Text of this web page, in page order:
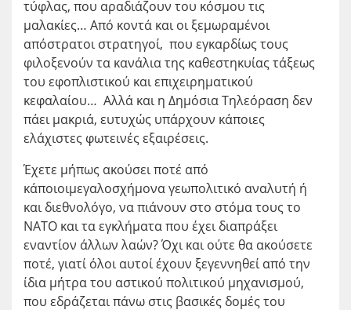
τύφλας, που αραδιάζουν του κόσμου τις
μαλακίες… Από κοντά και οι ξεμωραμένοι
απόστρατοι στρατηγοί, που εγκαρδίως τους
φιλοξενούν τα κανάλια της καθεστηκυίας τάξεως
του εφοπλιστικού και επιχειρηματικού
κεφαλαίου… Αλλά και η Δημόσια Τηλεόραση δεν
πάει μακριά, ευτυχώς υπάρχουν κάποιες
ελάχιστες φωτεινές εξαιρέσεις.
Έχετε μήπως ακούσει ποτέ από
κάποιοιμεγαλοσχήμονα γεωπολιτικό αναλυτή ή
και διεθνολόγο, να πιάνουν στο στόμα τους το
ΝΑΤΟ και τα εγκλήματα που έχει διαπράξει
εναντίον άλλων λαών? Όχι και ούτε θα ακούσετε
ποτέ, γιατί όλοι αυτοί έχουν ξεγεννηθεί από την
ίδια μήτρα του αστικού πολιτικού μηχανισμού,
που εδράζεται πάνω στις βασικές δομές του